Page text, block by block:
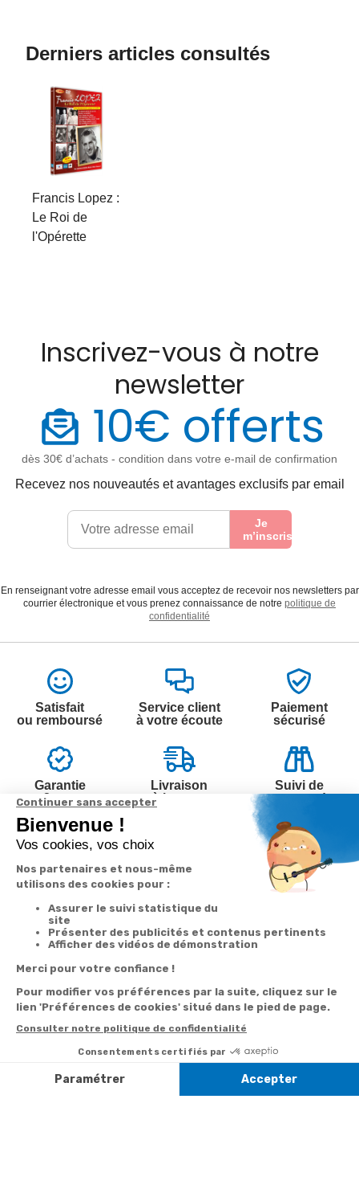
Derniers articles consultés
Francis Lopez :
Le Roi de
l'Opérette
Inscrivez-vous à notre
newsletter
10€ offerts
dès 30€ d’achats - condition dans votre e-mail de confirmation
Recevez nos nouveautés et avantages exclusifs par email
Je
m’inscris
En renseignant votre adresse email vous acceptez de recevoir nos newsletters par
courrier électronique et vous prenez connaissance de notre politique de
confidentialité
Satisfait
ou remboursé
Service client
à votre écoute
Paiement
sécurisé
Garantie
2 ans
Livraison
à la carte
Suivi de
commande
Votre
commande
Suivi de
commande
Paiement facilité
Satisfait ou
remboursé, retour
ou échange
promotionnels
Informations
environnementales
Nos services
Besoin d'aide
Abonnement à la
newsletter
la newsletter
Contact
1ère visite
Commander à
Questions
Contactez-nous
Du lundi au
20h
Par email :
Contactez-
nous
Par courrier